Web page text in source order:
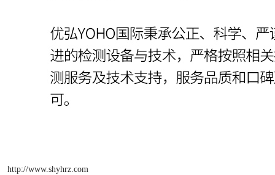
http://www.shyhrz.com